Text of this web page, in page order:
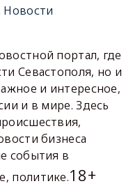
Новости
портал, где
Севастополя, но и
и интересное,
и в мире. Здесь
бизнеса
события в
политике.18+